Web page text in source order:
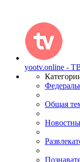
yootv.online -
Общая